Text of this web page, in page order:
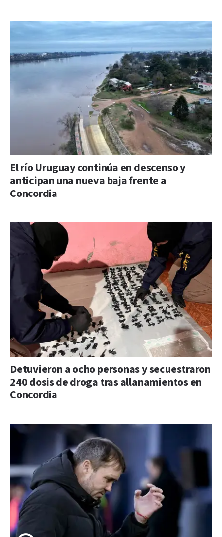
El río Uruguay continúa en descenso y
anticipan una nueva baja frente a
Concordia
Detuvieron a ocho personas y secuestraron
240 dosis de droga tras allanamientos en
Concordia